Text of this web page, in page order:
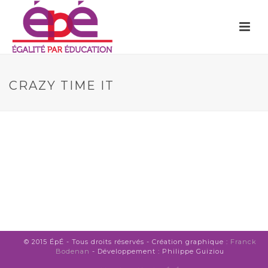
CRAZY TIME IT
© 2015 ÉpÉ - Tous droits réservés - Création graphique : Franck
Bodenan - Développement : Philippe Guiziou